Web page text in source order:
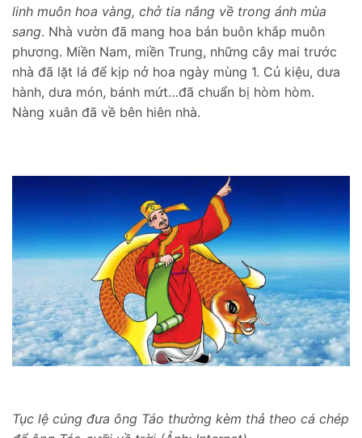
linh muôn hoa vàng, chở tia nắng về trong ánh mùa
sang. Nhà vườn đã mang hoa bán buôn khắp muôn
phương. Miền Nam, miền Trung, những cây mai trước
nhà đã lặt lá để kịp nở hoa ngày mùng 1. Củ kiệu, dưa
hành, dưa món, bánh mứt…đã chuẩn bị hòm hòm.
Nàng xuân đã về bên hiên nhà.
Tục lệ cúng đưa ông Táo thường kèm thả theo cá chép